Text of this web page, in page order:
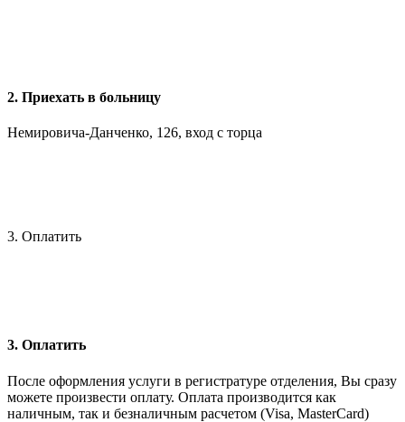
2. Приехать в больницу
Немировича-Данченко, 126, вход с торца
3. Оплатить
3. Оплатить
После оформления услуги в регистратуре отделения, Вы сразу
можете произвести оплату. Оплата производится как
наличным, так и безналичным расчетом (Visa, MasterCard)